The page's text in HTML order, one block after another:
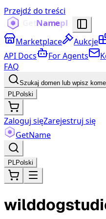
Przejdź do treści
Marketplace Aukcje
API Docs
For Agents
FAQ
Szukaj domen lub wpisz
PLPolski
Zaloguj sięZarejestruj się
GetName
PLPolski